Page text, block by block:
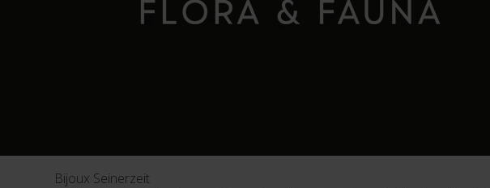
Bijoux Seinerzeit